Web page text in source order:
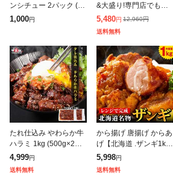
ンシチュー 2パック (10
0g×2) 牛タン 牛たん タ
1,000円
&大盛り!専門店でも提
供しているプロ仕様
〔味付け牛タン1kg(50
0g×2)〕仙台名物の味わ
いをフライパ
5,480円 12,960円
送料無料
たれ仕込み やわらか牛
ハラミ 1kg (500g×2袋)
4〜6人前 牛肉 ハラミ
はらみ 焼肉 BBQ バー
ベキュー タレ漬け
4,999円
送料無料
から揚げ 唐揚げ からあ
げ【北海道 .ザンギ1k
g.】まとめ買いで大幅
割引 カラアゲ 冷凍 送
料無料 セット 食品 【F
5,998円
送料無料